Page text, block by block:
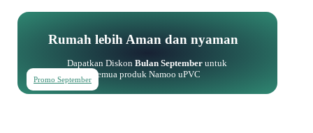
Rumah lebih Aman dan nyaman
Dapatkan DiskonBulan September untuk
semua produk Namoo uPVC
Promo September